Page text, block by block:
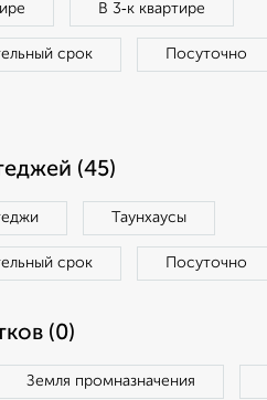
В 3‑к квартире
срок Посуточно
(45)
Таунхаусы
срок Посуточно
(0)
Земля промназначения